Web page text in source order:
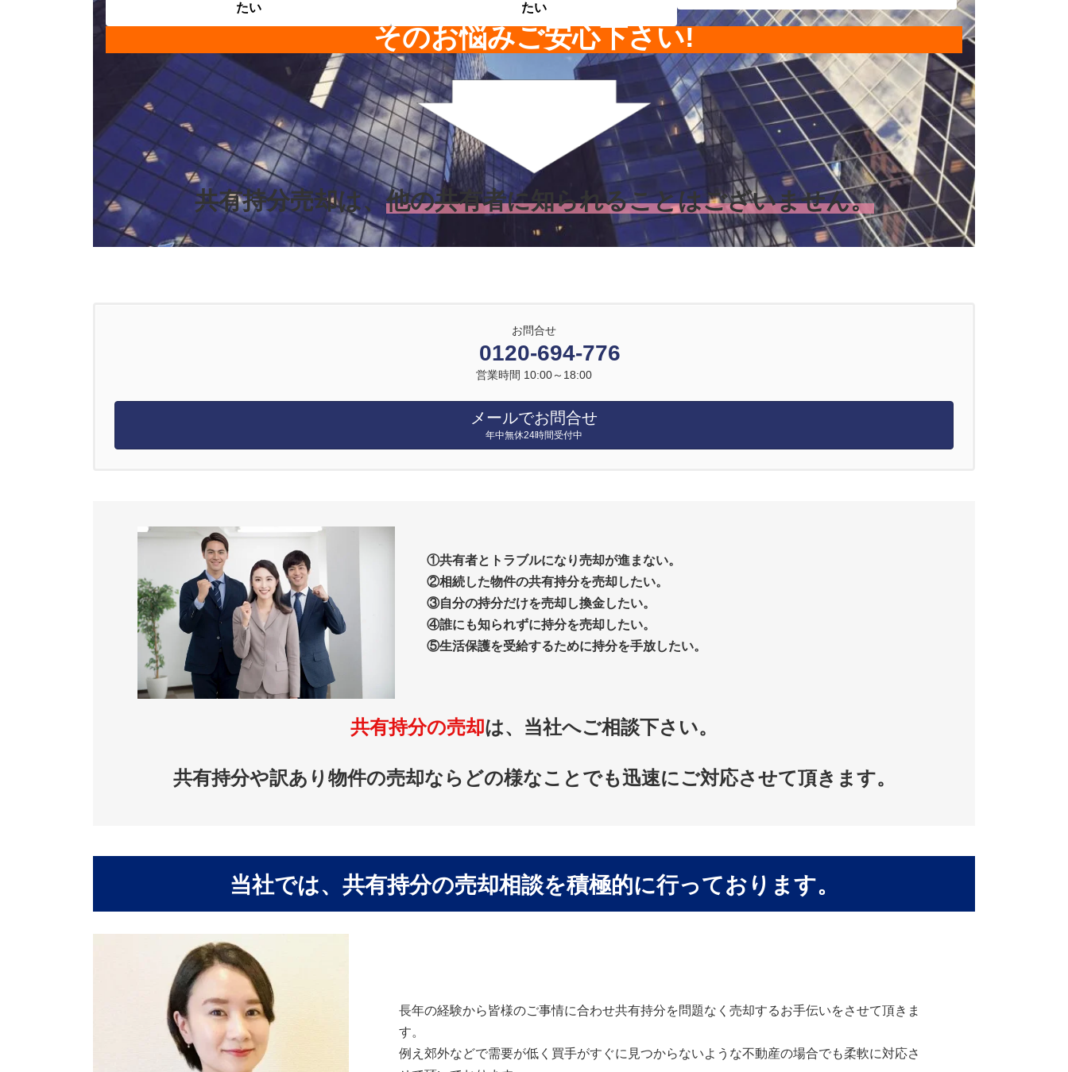
たい
たい
そのお悩みご安心下さい!
共有持分売却は、他の共有者に知られることはございません。
お問合せ
0120-694-776
営業時間 10:00～18:00
メールでお問合せ
年中無休24時間受付中
①共有者とトラブルになり売却が進まない。
②相続した物件の共有持分を売却したい。
③自分の持分だけを売却し換金したい。
④誰にも知られずに持分を売却したい。
⑤生活保護を受給するために持分を手放したい。
共有持分の売却は、当社へご相談下さい。
共有持分や訳あり物件の売却ならどの様なことでも迅速にご対応させて頂きます。
当社では、共有持分の売却相談を積極的に行っております。
長年の経験から皆様のご事情に合わせ共有持分を問題なく売却するお手伝いをさせて頂きま
す。
例え郊外などで需要が低く買手がすぐに見つからないような不動産の場合でも柔軟に対応さ